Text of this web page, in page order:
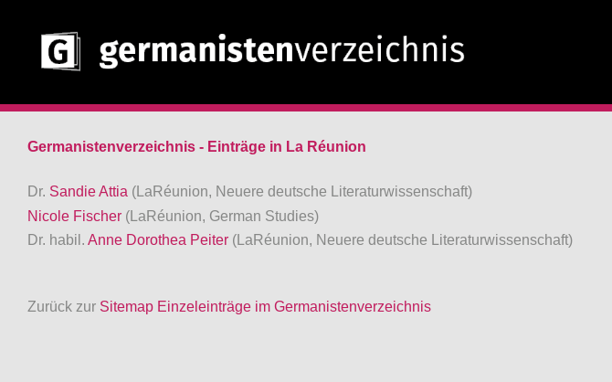
Germanistenverzeichnis - Einträge in La Réunion
Dr. Sandie Attia (LaRéunion, Neuere deutsche Literaturwissenschaft)
Nicole Fischer (LaRéunion, German Studies)
Dr. habil. Anne Dorothea Peiter (LaRéunion, Neuere deutsche Literaturwissenschaft)
Zurück zur Sitemap Einzeleinträge im Germanistenverzeichnis